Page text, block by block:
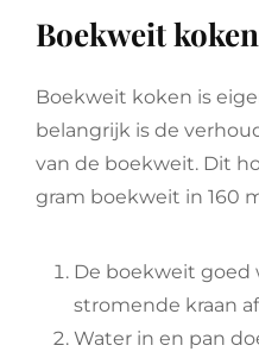
Boekweit koken
Boekweit koken is
belangrijk is de
van de boekweit. Dit
gram boekweit in 160
De boekweit goed
stromende kraan
Water in en pan